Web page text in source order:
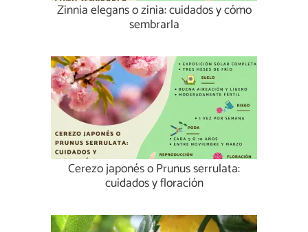
Zinnia elegans o zinia: cuidados y cómo
sembrarla
Cerezo japonés o Prunus serrulata:
cuidados y floración